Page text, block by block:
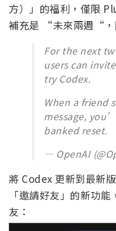
方）」的福利，僅限
補充是 “未來兩週“，
For the next
users can
try Codex.
When a friend
message,
banked reset.
— OpenAI
將 Codex 更新到最新
「邀請好友」的新功
友：